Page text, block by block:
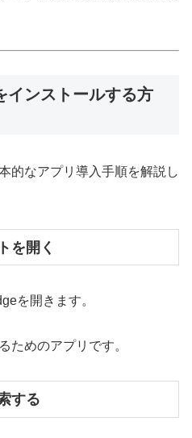
ンストールする方
的なアプリ導入手順を解説し
を開く
を開きます。
ためのアプリです。
する